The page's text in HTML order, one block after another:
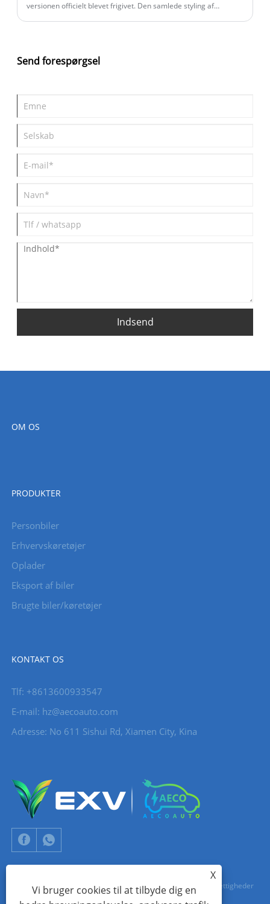
versionen officielt blevet frigivet. Den samlede styling af
$ 1.300.
Send forespørgsel
Indsend
OM OS
PRODUKTER
Personbiler
Erhvervskøretøjer
Oplader
Eksport af biler
Brugte biler/køretøjer
KONTAKT OS
Tlf: +8613600933547
E-mail: hz@aecoauto.com
Adresse: No 611 Sishui Rd, Xiamen City, Kina
Copyright © 2024 Xiamen Aecoauto Technology Co., Ltd. Alle rettigheder
X
Vi bruger cookies til at tilbyde dig en